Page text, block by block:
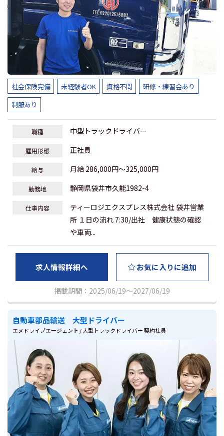
社会保険完備 未経験者OK 資格不問
研修・練習会あり
制服あり
職種 中型トラックドライバー
雇用形態 正社員
給与 月給 286,000円～325,000円
勤務地 静岡県袋井市久能1982-4
仕事内容
ティーロジエクスプレス株式会社 袋井営業
所 １日の流れ 7:30/出社 健康状態の確認
や車両...
求人情報詳細へ お気に入りに追加
掲載期間：2025/06/19～2027/06/19
自動車部品輸送 大型ドライバー
エヌドライブエージェント / 大型トラックドライバー 契約社員